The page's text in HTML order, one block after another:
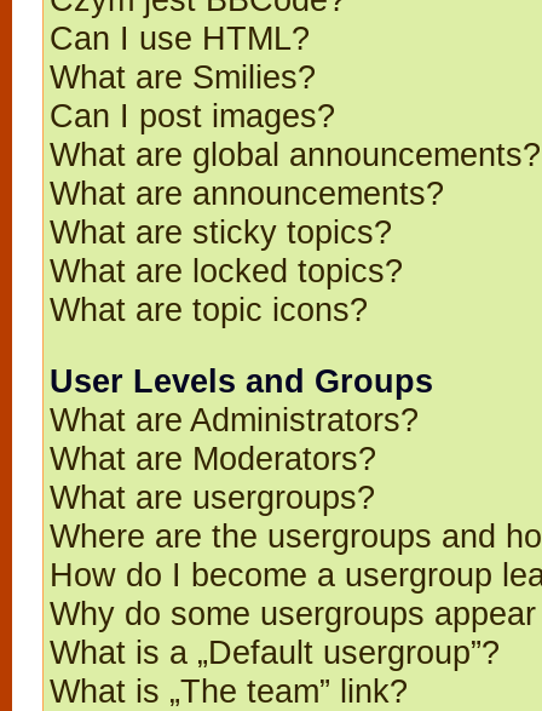
Can I use HTML?
What are Smilies?
Can I post images?
What are global announcements?
What are announcements?
What are sticky topics?
What are locked topics?
What are topic icons?
User Levels and Groups
What are Administrators?
What are Moderators?
What are usergroups?
Where are the usergroups and
How do I become a usergroup
Why do some usergroups
What is a „Default usergroup”?
What is „The team” link?